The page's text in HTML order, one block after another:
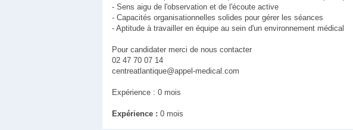
- Sens aigu de l'observation et de l'écoute active
- Capacités organisationnelles solides pour gérer les séances
- Aptitude à travailler en équipe au sein d'un environnement médical
Pour candidater merci de nous contacter
02 47 70 07 14
centreatlantique@appel-medical.com
Expérience : 0 mois
Expérience : 0 mois